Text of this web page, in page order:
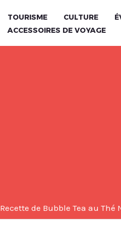
TOURISME CULTURE
ACCESSOIRES DE VOYAGE
Recette de Bubble Tea au Thé